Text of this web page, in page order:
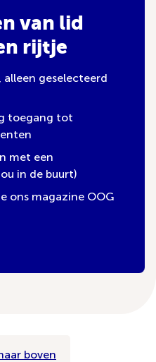
van lid
rijtje
geselecteerd
toegang tot
met een
in de buurt)
ons magazine OOG
boven